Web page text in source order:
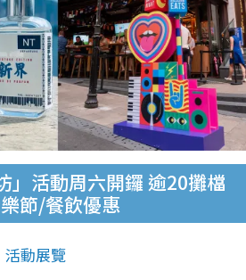
」活動周六開鑼 逾20攤檔
節/餐飲優惠
活動展覽